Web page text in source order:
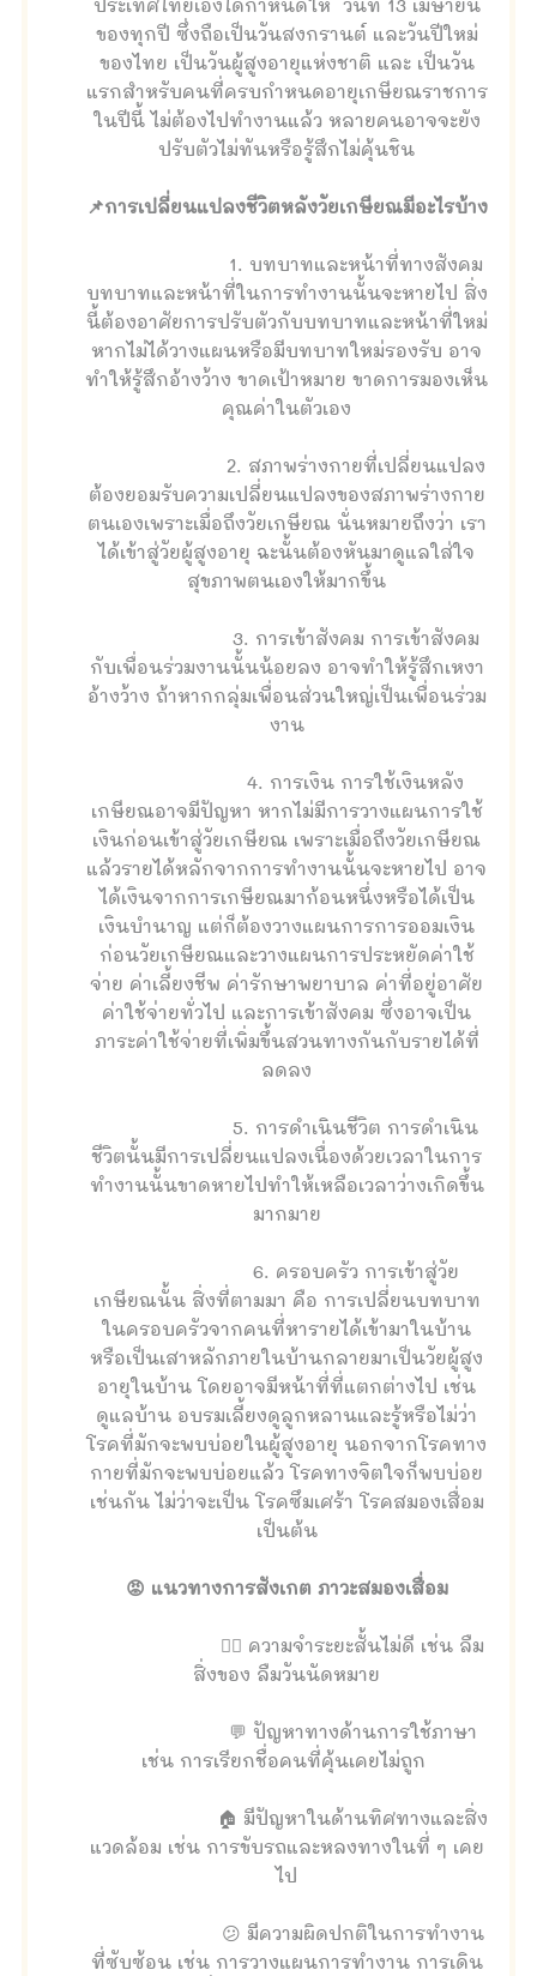
ประเทศไทยเองได้กำหนดให้ วันที่ 13 เมษายน
ของทุกปี ซึ่งถือเป็นวันสงกรานต์ และวันปีใหม่
ของไทย เป็นวันผู้สูงอายุแห่งชาติ และ เป็นวัน
แรกสำหรับคนที่ครบกำหนดอายุเกษียณราชการ
ในปีนี้ ไม่ต้องไปทำงานแล้ว หลายคนอาจจะยัง
ปรับตัวไม่ทันหรือรู้สึกไม่คุ้นชิน
📌การเปลี่ยนแปลงชีวิตหลังวัยเกษียณมีอะไรบ้าง
1. บทบาทและหน้าที่ทางสังคม
บทบาทและหน้าที่ในการทำงานนั้นจะหายไป สิ่ง
นี้ต้องอาศัยการปรับตัวกับบทบาทและหน้าที่ใหม่
หากไม่ได้วางแผนหรือมีบทบาทใหม่รองรับ อาจ
ทำให้รู้สึกอ้างว้าง ขาดเป้าหมาย ขาดการมองเห็น
คุณค่าในตัวเอง
2. สภาพร่างกายที่เปลี่ยนแปลง
ต้องยอมรับความเปลี่ยนแปลงของสภาพร่างกาย
ตนเองเพราะเมื่อถึงวัยเกษียณ นั่นหมายถึงว่า เรา
ได้เข้าสู่วัยผู้สูงอายุ ฉะนั้นต้องหันมาดูแลใส่ใจ
สุขภาพตนเองให้มากขึ้น
3. การเข้าสังคม การเข้าสังคม
กับเพื่อนร่วมงานนั้นน้อยลง อาจทำให้รู้สึกเหงา
อ้างว้าง ถ้าหากกลุ่มเพื่อนส่วนใหญ่เป็นเพื่อนร่วม
งาน
4. การเงิน การใช้เงินหลัง
เกษียณอาจมีปัญหา หากไม่มีการวางแผนการใช้
เงินก่อนเข้าสู่วัยเกษียณ เพราะเมื่อถึงวัยเกษียณ
แล้วรายได้หลักจากการทำงานนั้นจะหายไป อาจ
ได้เงินจากการเกษียณมาก้อนหนึ่งหรือได้เป็น
เงินบำนาญ แต่ก็ต้องวางแผนการการออมเงิน
ก่อนวัยเกษียณและวางแผนการประหยัดค่าใช้
จ่าย ค่าเลี้ยงชีพ ค่ารักษาพยาบาล ค่าที่อยู่อาศัย
ค่าใช้จ่ายทั่วไป และการเข้าสังคม ซึ่งอาจเป็น
ภาระค่าใช้จ่ายที่เพิ่มขึ้นสวนทางกันกับรายได้ที่
ลดลง
5. การดำเนินชีวิต การดำเนิน
ชีวิตนั้นมีการเปลี่ยนแปลงเนื่องด้วยเวลาในการ
ทำงานนั้นขาดหายไปทำให้เหลือเวลาว่างเกิดขึ้น
มากมาย
6. ครอบครัว การเข้าสู่วัย
เกษียณนั้น สิ่งที่ตามมา คือ การเปลี่ยนบทบาท
ในครอบครัวจากคนที่หารายได้เข้ามาในบ้าน
หรือเป็นเสาหลักภายในบ้านกลายมาเป็นวัยผู้สูง
อายุในบ้าน โดยอาจมีหน้าที่ที่แตกต่างไป เช่น
ดูแลบ้าน อบรมเลี้ยงดูลูกหลานและรู้หรือไม่ว่า
โรคที่มักจะพบบ่อยในผู้สูงอายุ นอกจากโรคทาง
กายที่มักจะพบบ่อยแล้ว โรคทางจิตใจก็พบบ่อย
เช่นกัน ไม่ว่าจะเป็น โรคซึมเศร้า โรคสมองเสื่อม
เป็นต้น
😡 แนวทางการสังเกต ภาวะสมองเสื่อม
🤦‍♀️ ความจำระยะสั้นไม่ดี เช่น ลืม
สิ่งของ ลืมวันนัดหมาย
💬 ปัญหาทางด้านการใช้ภาษา
เช่น การเรียกชื่อคนที่คุ้นเคยไม่ถูก
🏠 มีปัญหาในด้านทิศทางและสิ่ง
แวดล้อม เช่น การขับรถและหลงทางในที่ ๆ เคย
ไป
😕 มีความผิดปกติในการทำงาน
ที่ซับซ้อน เช่น การวางแผนการทำงาน การเดิน